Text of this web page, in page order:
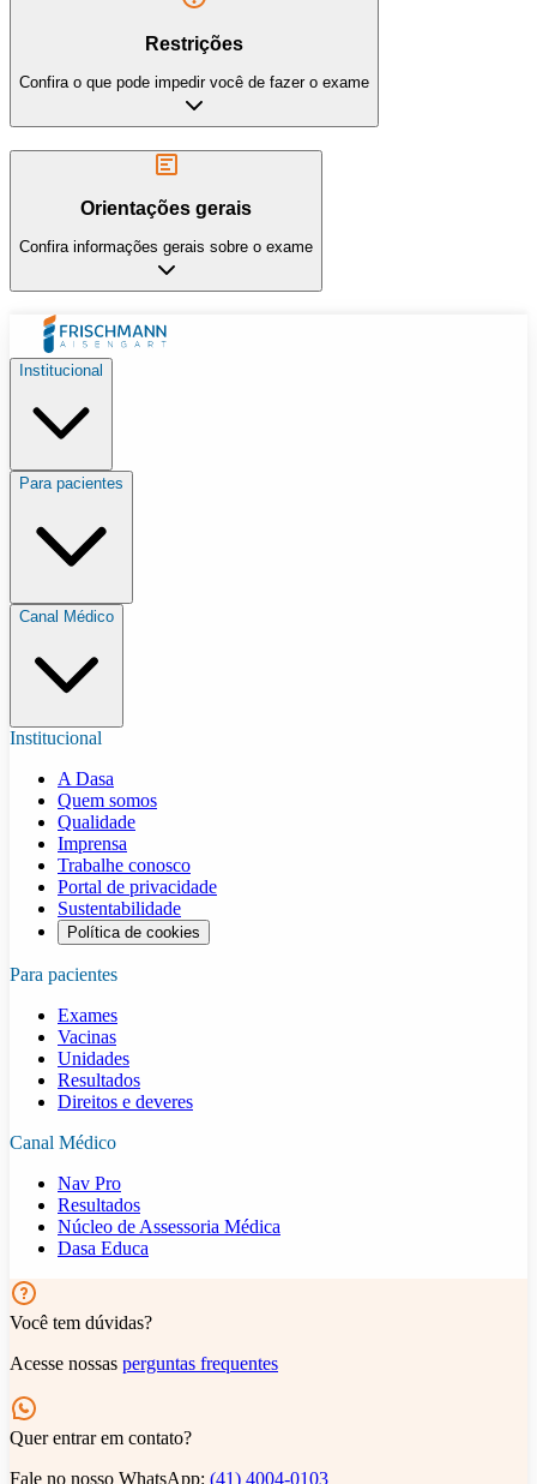
Restrições
Confira o que pode impedir você de fazer o exame
Orientações gerais
Confira informações gerais sobre o exame
Institucional
Para pacientes
Canal Médico
Institucional
A Dasa
Quem somos
Qualidade
Imprensa
Trabalhe conosco
Portal de privacidade
Sustentabilidade
Política de cookies
Para pacientes
Exames
Vacinas
Unidades
Resultados
Direitos e deveres
Canal Médico
Nav Pro
Resultados
Núcleo de Assessoria Médica
Dasa Educa
Você tem dúvidas?
Acesse nossas perguntas frequentes
Quer entrar em contato?
Fale no nosso WhatsApp: (41) 4004-0103